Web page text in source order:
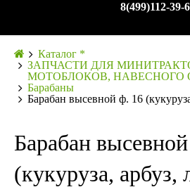
8(499)112-39-
Каталог *
ЗАПЧАСТИ ДЛЯ
МОТОБЛОКОВ, НАВЕСНОГО
Барабаны
Барабан высевной ф. 16
Барабан
(кукуруза, арбуз,